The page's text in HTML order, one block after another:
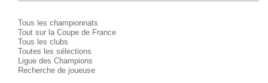
Tous les championnats
Tout sur la Coupe de France
Tous les clubs
Toutes les sélections
Ligue des Champions
Recherche de joueuse